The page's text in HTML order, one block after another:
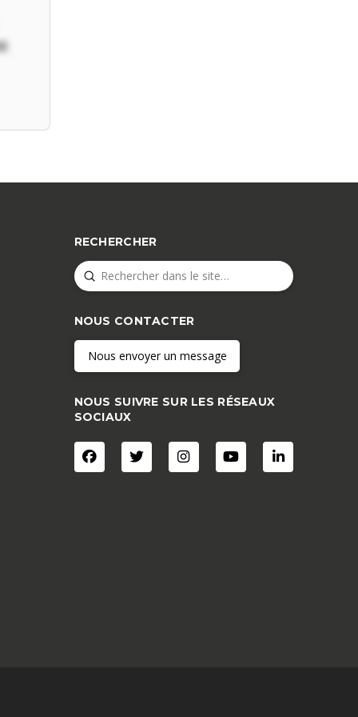
RECHERCHER
Search
Submit
NOUS CONTACTER
Nous envoyer un message
NOUS SUIVRE SUR LES RÉSEAUX
SOCIAUX